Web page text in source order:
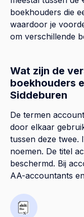
boekhouders die
waardoor je
om verschillende
Wat zijn de
boekhouders
Siddeburen
De termen
door elkaar
tussen deze twee.
noemen. De titel
beschermd. Bij
AA-accountants